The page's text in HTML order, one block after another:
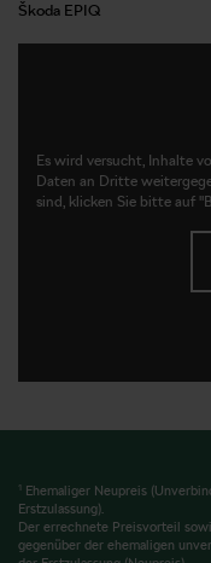
Škoda EPIQ
Es wird versucht, Inhalte
Daten an Dritte
sind, klicken Sie bitte auf
1 Ehemaliger Neupreis
Erstzulassung).
Der errechnete Preisvorteil
gegenüber der ehemaligen